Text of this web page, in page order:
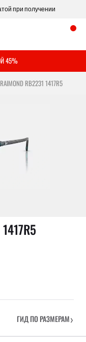
при получении
45%
RB2231 1417R5
ГИД ПО РАЗМЕРАМ›